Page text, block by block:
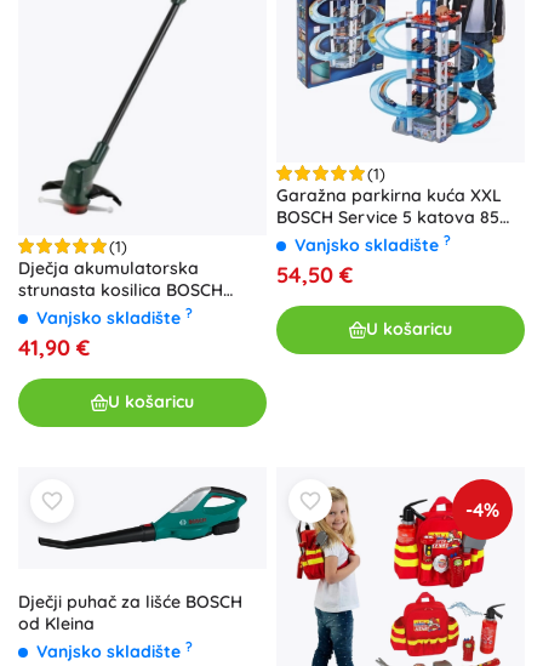
(1)
Dječja akumulatorska
strunasta kosilica BOSCH
EasyCut
Vanjsko skladište ?
41,90 €
U košaricu
(1)
Garažna parkirna kuća XXL
BOSCH Service 5 katova 85
cm od Kleina + 2 autića
Vanjsko skladište ?
54,50 €
U košaricu
Dječji puhač za lišće BOSCH
od Kleina
Vanjsko skladište ?
-4%